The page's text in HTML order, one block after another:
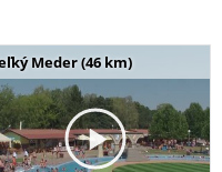
Meder (46 km)